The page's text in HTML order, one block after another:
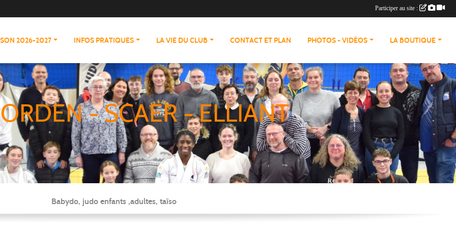
2026-2027 INFOS PRATIQUES LA VIE DU CLUB CONTACT ET PLAN PHOTOS - VIDÉOS LA BOUTIQUE
- SCAER - ELLIANT
Babydo, judo enfants ,adultes, taïso
Participer au site :